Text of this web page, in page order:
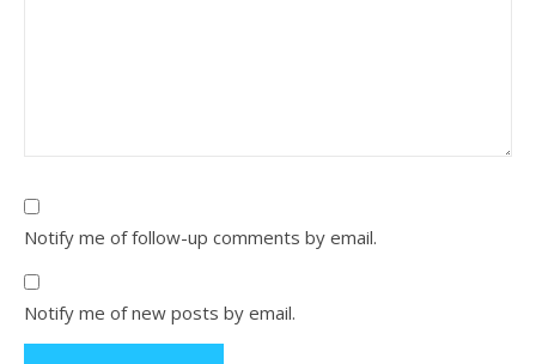
Notify me of follow-up comments by email.
Notify me of new posts by email.